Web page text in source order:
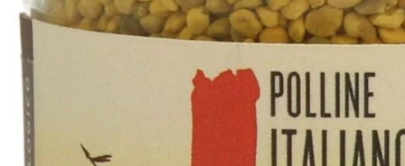
PT-